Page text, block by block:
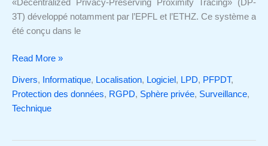
«Decentralized Privacy-Preserving Proximity Tracing» (DP-
3T) développé notamment par l’EPFL et l’ETHZ. Ce système a
été conçu dans le
Read More »
Divers, Informatique, Localisation, Logiciel , LPD, PFPDT,
Protection des données, RGPD, Sphère privée, Surveillance,
Technique